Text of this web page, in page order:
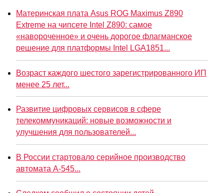
Материнская плата Asus ROG Maximus Z890
Extreme на чипсете Intel Z890: самое
«навороченное» и очень дорогое флагманское
решение для платформы Intel LGA1851...
Возраст каждого шестого зарегистрированного ИП
менее 25 лет...
Развитие цифровых сервисов в сфере
телекоммуникаций: новые возможности и
улучшения для пользователей...
В России стартовало серийное производство
автомата А-545...